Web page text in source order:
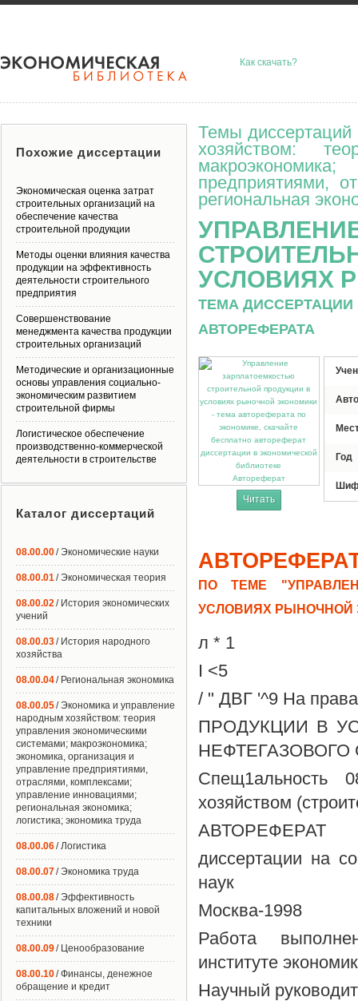
Как скачать?
Темы диссертаций
хозяйством:
предприятиями,
региональная
УСЛОВИЯХ
ТЕМА
АВТОРЕФЕРАТА
Автореферат
Читать
Год
ПО ТЕМЕ
УСЛОВИЯХ РЫНОЧНОЙ
л * 1
I <5
/ " ДВГ '^9 На
ПРОДУКЦИИ В
НЕФТЕГАЗОВОГО
Спещ1альность
хозяйством
АВТОРЕФЕРАТ
диссертации на
наук
Москва-1998
Работа
институте
Научный
Похожие диссертации
Экономическая оценка затрат
строительных организаций на
обеспечение качества
строительной продукции
Методы оценки влияния качества
продукции на эффективность
деятельности строительного
предприятия
Совершенствование
менеджмента качества продукции
строительных организаций
Методические и организационные
основы управления социально-
экономическим развитием
строительной фирмы
Логистическое обеспечение
производственно-коммерческой
деятельности в строительстве
Каталог диссертаций
08.00.00/ Экономические науки
08.00.01/ Экономическая теория
08.00.02/ История экономических
учений
08.00.03/ История народного
хозяйства
08.00.04/ Региональная экономика
08.00.05/ Экономика и управление
народным хозяйством: теория
управления экономическими
системами; макроэкономика;
экономика, организация и
управление предприятиями,
отраслями, комплексами;
управление инновациями;
региональная экономика;
логистика; экономика труда
08.00.06/ Логистика
08.00.07/ Экономика труда
08.00.08/ Эффективность
капитальных вложений и новой
техники
08.00.09/ Ценообразование
08.00.10/ Финансы, денежное
обращение и кредит